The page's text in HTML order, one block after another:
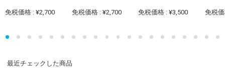
免税価格 : ¥2,700 免税価格 : ¥2,700 免税価格 : ¥3,500 免税
最近チェックした商品